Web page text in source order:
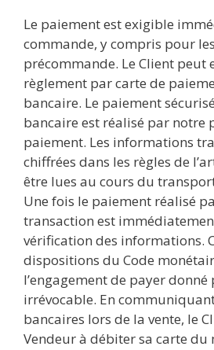
Le paiement est exigible
commande, y compris pour
précommande. Le Client peut
règlement par carte de
bancaire. Le paiement
bancaire est réalisé par notre
paiement. Les informations
chiffrées dans les règles de
être lues au cours du
Une fois le paiement réalisé
transaction est
vérification des informations.
dispositions du Code
l’engagement de payer donné
irrévocable. En
bancaires lors de la vente, le
Vendeur à débiter sa carte